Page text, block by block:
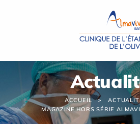
ACCUEIL
MAGAZINE HORS SÉRIE